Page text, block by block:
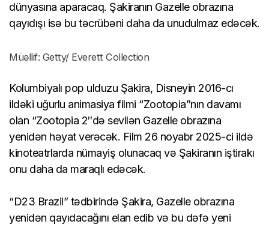
dünyasına aparacaq. Şakiranın Gazelle obrazına
qayıdışı isə bu təcrübəni daha da unudulmaz edəcək.
Müəllif: Getty/ Everett Collection
Kolumbiyalı pop ulduzu Şakira, Disneyin 2016-cı
ildəki uğurlu animasiya filmi “Zootopia”nın davamı
olan “Zootopia 2″də sevilən Gazelle obrazına
yenidən həyat verəcək. Film 26 noyabr 2025-ci ildə
kinoteatrlarda nümayiş olunacaq və Şakiranın iştirakı
onu daha da maraqlı edəcək.
“D23 Brazil” tədbirində Şakira, Gazelle obrazına
yenidən qayıdacağını elan edib və bu dəfə yeni